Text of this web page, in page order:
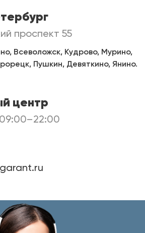
проспект 55
Всеволожск, Кудрово, Мурино,
Пушкин, Девяткино, Янино.
центр